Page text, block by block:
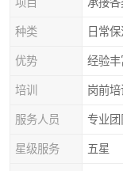
种类 日常
优势 经验丰
培训 岗前培
服务人员 专业团
星级服务 五星